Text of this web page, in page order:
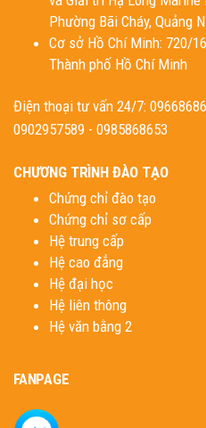
Phường Bãi Cháy, Quảng
Cơ sở Hồ Chí Minh: 720/
Thành phố Hồ Chí Minh
Điện thoại tư vấn 24/7:
0902957589 - 0985868653
CHƯƠNG TRÌNH ĐÀO TẠO
Chứng chỉ đào tạo
Chứng chỉ sơ cấp
Hệ trung cấp
Hệ cao đẳng
Hệ đại học
Hệ liên thông
Hệ văn bằng 2
FANPAGE